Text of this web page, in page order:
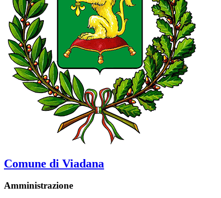
Comune di Viadana
Amministrazione